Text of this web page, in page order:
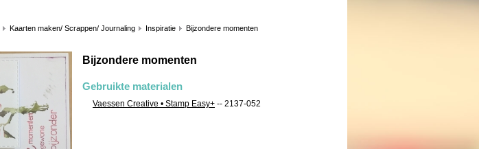
Kaarten maken/ Scrappen/ Journaling Inspiratie Bijzondere momenten
Bijzondere momenten
Gebruikte materialen
Vaessen Creative • Stamp Easy+ -- 2137-052